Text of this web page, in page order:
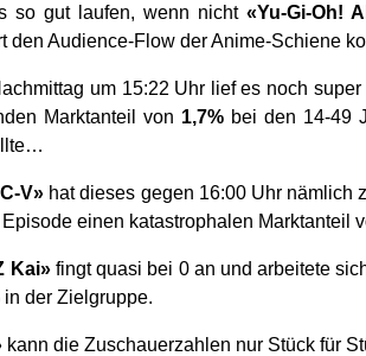
so gut laufen, wenn nicht «Yu-Gi-Oh!
den Audience-Flow der Anime-Schiene
um 15:22 Uhr lief es noch
Marktanteil von 1,7% bei den 14-49
V» hat dieses gegen 16:00 Uhr nämlich
einen katastrophalen Marktanteil
Kai»fingt quasi bei 0 an und arbeitete
in der Zielgruppe.
kann die Zuschauerzahlen nur Stück für